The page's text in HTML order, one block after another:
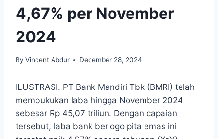
4,67% per November
2024
By Vincent Abdur December 28, 2024
ILUSTRASI. PT Bank Mandiri Tbk (BMRI) telah
membukukan laba hingga November 2024
sebesar Rp 45,07 triliun. Dengan capaian
tersebut, laba bank berlogo pita emas ini